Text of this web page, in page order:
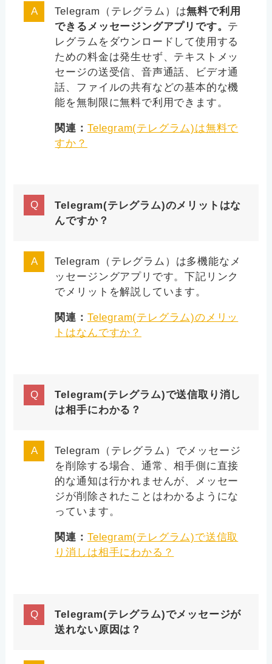
Telegram（テレグラム）は無料で利用
できるメッセージングアプリです。 テ
レグラムをダウンロードして使用する
ための料金は発生せず、テキストメッ
セージの送受信、音声通話、ビデオ通
話、ファイルの共有などの基本的な機
能を無制限に無料で利用できます。
関連： Telegram(テレグラム)は無料で
すか？
Telegram(テレグラム)のメリットはな
んですか？
Telegram（テレグラム）は多機能なメ
ッセージングアプリです。下記リンク
でメリットを解説しています。
関連： Telegram(テレグラム)のメリッ
トはなんですか？
Telegram(テレグラム)で送信取り消し
は相手にわかる？
Telegram（テレグラム）でメッセージ
を削除する場合、通常、相手側に直接
的な通知は行かれませんが、メッセー
ジが削除されたことはわかるようにな
っています。
関連： Telegram(テレグラム)で送信取
り消しは相手にわかる？
Telegram(テレグラム)でメッセージが
送れない原因は？